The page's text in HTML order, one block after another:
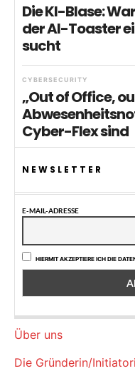
Die KI-Blase:
der AI-Toaster
sucht
CYBERSECURITY
„Out of Office,
Cyber-Flex sind
NEWSLETTER
E-MAIL-ADRESSE
HIERMIT AKZEPTIERE ICH DIE
Über uns
Die Gründerin/